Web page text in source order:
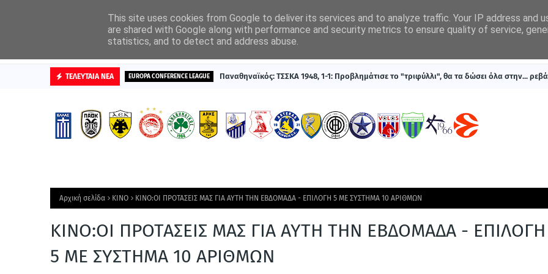
ΒΑΘΜΟΛΟΓΙΕΣ ΠΡΩΤΟΣΕΛΙΔΑ
ΤΕΛΕΥΤΑΙΑ ΝΕΑ EUROPA CONFERENCE LEAGUE Παναθηναϊκός: ΤΣΣΚΑ 1948, 1-1: Προβλημάτισε το "τριφύλλι", θα τα δώσει όλα στην...
Αρχική σελίδα ΚΙΝΟ ΚΙΝΟ:ΟΙ ΠΡΟΤΑΣΕΙΣ ΜΑΣ ΓΙΑ ΑΥΤΗ ΤΗΝ ΕΒΔΟΜΑΔΑ - ΕΠΙΛΟΓΗ 5 ΜΕ ΣΥΣΤΗΜΑ 10 ΑΡΙΘΜΩΝ
ΚΙΝΟ:ΟΙ ΠΡΟΤΑΣΕΙΣ ΜΑΣ ΓΙΑ ΑΥΤΗ ΤΗΝ ΕΒΔΟΜΑΔΑ - ΕΠΙΛΟΓΗ
5 ΜΕ ΣΥΣΤΗΜΑ 10 ΑΡΙΘΜΩΝ
This site uses cookies from Google to deliver its services and to analyze traffic. Your IP address and
are shared with Google along with performance and security metrics to ensure quality of service,
statistics, and to detect and address abuse.